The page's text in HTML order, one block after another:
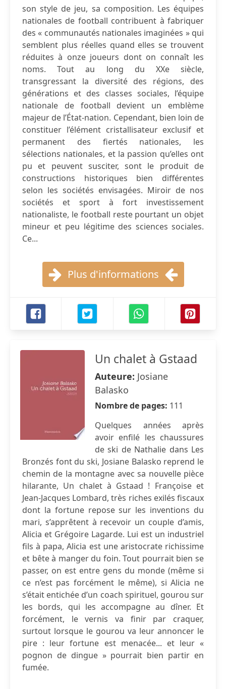
son style de jeu, sa composition. Les équipes
nationales de football contribuent à fabriquer
des « communautés nationales imaginées » qui
semblent plus réelles quand elles se trouvent
réduites à onze joueurs dont on connaît les
noms. Tout au long du XXe siècle,
transgressant la diversité des régions, des
générations et des classes sociales, l’équipe
nationale de football devient un emblème
majeur de l’État-nation. Cependant, bien loin de
constituer l’élément cristallisateur exclusif et
permanent des fiertés nationales, les
sélections nationales, et la passion qu’elles ont
pu et peuvent susciter, sont le produit de
constructions historiques bien différentes
selon les sociétés envisagées. Miroir de nos
sociétés et sport à fort investissement
nationaliste, le football reste pourtant un objet
mineur et peu légitime des sciences sociales.
Ce...
Plus d'informations
Un chalet à Gstaad
Auteure: Josiane
Balasko
Nombre de pages: 111
Quelques années après
avoir enfilé les chaussures
de ski de Nathalie dans Les
Bronzés font du ski, Josiane Balasko reprend le
chemin de la montagne avec sa nouvelle pièce
hilarante, Un chalet à Gstaad ! Françoise et
Jean-Jacques Lombard, très riches exilés fiscaux
dont la fortune repose sur les inventions du
mari, s’apprêtent à recevoir un couple d’amis,
Alicia et Grégoire Lagarde. Lui est un industriel
fils à papa, Alicia est une aristocrate richissime
et bête à manger du foin. Tout pourrait bien se
passer, on est entre gens du monde (même si
ce n’est pas forcément le même), si Alicia ne
s’était entichée d’un coach spirituel, gourou sur
les bords, qui les accompagne au dîner. Et
forcément, le vernis va finir par craquer,
surtout lorsque le gourou va leur annoncer le
pire : leur fortune est menacée... et leur «
pognon de dingue » pourrait bien partir en
fumée.